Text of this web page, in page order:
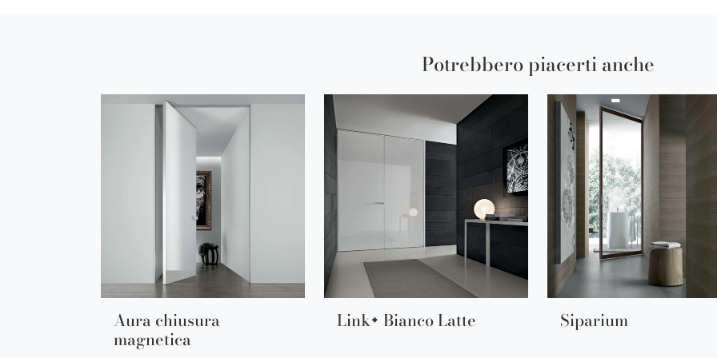
Potrebbero piacerti anche
Aura chiusura
magnetica
Link+ Bianco Latte Siparium